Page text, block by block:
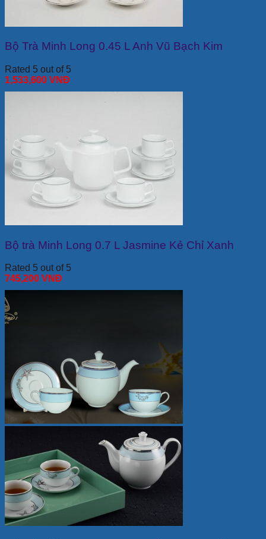
Bộ Trà Minh Long 0.45 L Anh Vũ Bạch Kim
Rated 5 out of 5
1,533,600 VNĐ
Bộ trà Minh Long 0.7 L Jasmine Kẻ Chỉ Xanh
Rated 5 out of 5
745,200 VNĐ